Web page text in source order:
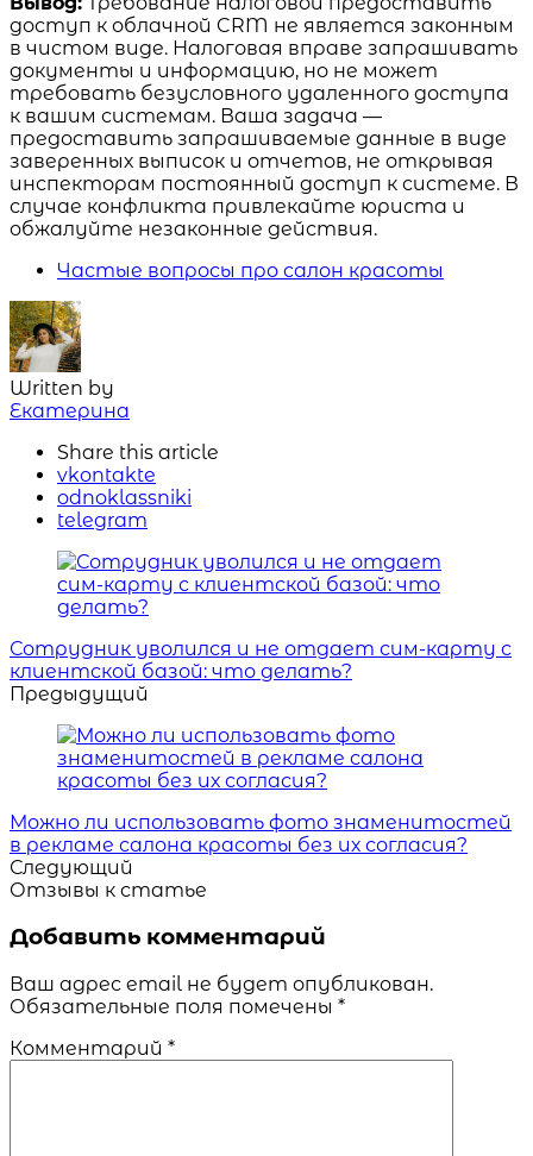
доступ к облачной CRM не является законным
в чистом виде. Налоговая вправе запрашивать
документы и информацию, но не может
требовать безусловного удаленного доступа
к вашим системам. Ваша задача —
предоставить запрашиваемые данные в виде
заверенных выписок и отчетов, не открывая
инспекторам постоянный доступ к системе. В
случае конфликта привлекайте юриста и
обжалуйте незаконные действия.
Частые вопросы про салон красоты
Written by
Екатерина
Share this article
vkontakte
odnoklassniki
telegram
Навигация
Сотрудник уволился и не отдает сим-карту с
клиентской базой: что делать?
Предыдущий
Можно ли использовать фото знаменитостей
в рекламе салона красоты без их согласия?
Следующий
Отзывы к статье
Добавить комментарий
Ваш адрес email не будет опубликован.
Обязательные поля помечены *
Комментарий *